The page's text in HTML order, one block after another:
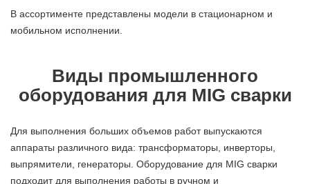
В ассортименте представлены модели в стационарном и
мобильном исполнении.
Виды промышленного
оборудования для MIG сварки
Для выполнения больших объемов работ выпускаются
аппараты различного вида: трансформаторы, инверторы,
выпрямители, генераторы. Оборудование для MIG сварки
подходит для выполнения работы в ручном и